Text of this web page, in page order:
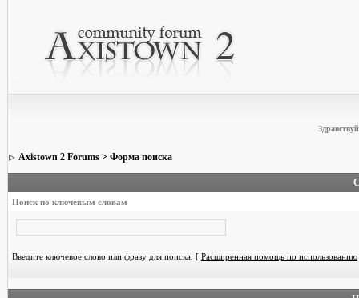
Axistown 2 Forums> Форма поиска
Поиск по ключевым словам
Введите ключевое слово или фразу для поиска. [ Расширенная помощь по использованию